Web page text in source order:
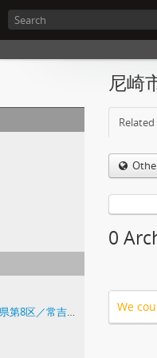
幕府領／尼崎藩領／兵庫県第8区／常吉組戸長役場／武庫村／尼崎市
尼崎
0
We